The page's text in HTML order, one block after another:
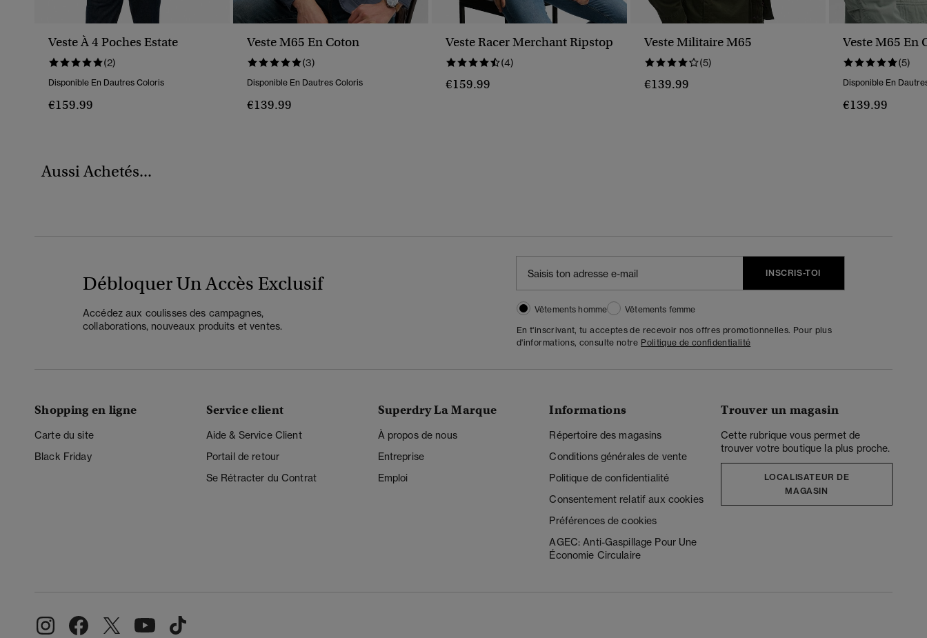
Veste À 4 Poches Estate
(2)
Disponible En Dautres Coloris
€159.99
Veste M65 En Coton
(3)
Disponible En Dautres Coloris
€139.99
Veste Racer Merchant Ripstop
(4)
€159.99
Veste Militaire M65
(5)
€139.99
Veste M65 En
(5)
Disponible En
€139.99
Aussi Achetés...
Débloquer Un Accès Exclusif
Accédez aux coulisses des campagnes,
collaborations, nouveaux produits et ventes.
INSCRIS-TOI
Vêtements homme
Vêtements femme
En t'inscrivant, tu acceptes de recevoir nos offres promotionnelles. Pour plus
d'informations, consulte notre Politique de confidentialité
Shopping en ligne
Carte du site
Black Friday
Service client
Aide & Service Client
Portail de retour
Se Rétracter du Contrat
Superdry La Marque
À propos de nous
Entreprise
Emploi
Informations
Répertoire des magasins
Conditions générales de vente
Politique de confidentialité
Consentement relatif aux cookies
Préférences de cookies
AGEC: Anti-Gaspillage Pour Une
Économie Circulaire
Trouver un magasin
Cette rubrique vous permet de
trouver votre boutique la plus proche.
LOCALISATEUR DE
MAGASIN